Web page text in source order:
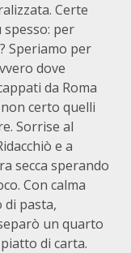
Certe
per
Speriamo per
dove
da Roma
certo quelli
Sorrise al
e a
secca sperando
Con calma
pasta,
un quarto
di carta.